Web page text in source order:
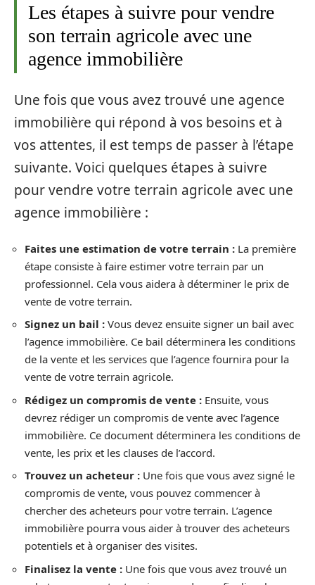
Les étapes à suivre pour vendre
son terrain agricole avec une
agence immobilière
Une fois que vous avez trouvé une agence
immobilière qui répond à vos besoins et à
vos attentes, il est temps de passer à l’étape
suivante. Voici quelques étapes à suivre
pour vendre votre terrain agricole avec une
agence immobilière :
Faites une estimation de votre terrain : La première
étape consiste à faire estimer votre terrain par un
professionnel. Cela vous aidera à déterminer le prix de
vente de votre terrain.
Signez un bail : Vous devez ensuite signer un bail avec
l’agence immobilière. Ce bail déterminera les conditions
de la vente et les services que l’agence fournira pour la
vente de votre terrain agricole.
Rédigez un compromis de vente : Ensuite, vous
devrez rédiger un compromis de vente avec l’agence
immobilière. Ce document déterminera les conditions de
vente, les prix et les clauses de l’accord.
Trouvez un acheteur : Une fois que vous avez signé le
compromis de vente, vous pouvez commencer à
chercher des acheteurs pour votre terrain. L’agence
immobilière pourra vous aider à trouver des acheteurs
potentiels et à organiser des visites.
Finalisez la vente : Une fois que vous avez trouvé un